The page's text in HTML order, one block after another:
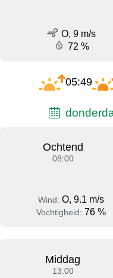
O, 9 m/s
72 %
05:49
Ochtend
08:00
Wind: O, 9.1 m/s
Vochtigheid: 76 %
Middag
13:00